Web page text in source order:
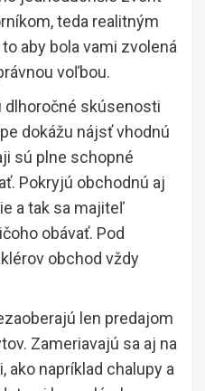
teda realitným
aby bola vami zvolená
voľbou.
dlhoročné skúsenosti
dokážu nájsť vhodnú
sú plne schopné
Pokryjú obchodnú aj
a tak sa majiteľ
obávať. Pod
obchod vždy
len predajom
Zameriavajú sa aj na
napríklad chalupy a